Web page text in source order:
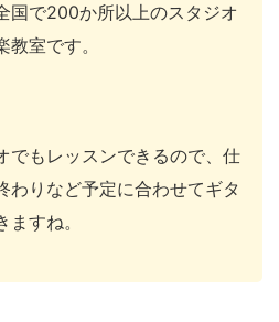
国で200か所以上のスタジオ
室です。
でもレッスンできるので、仕
わりなど予定に合わせてギタ
すね。